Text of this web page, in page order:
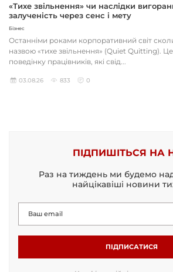
«Тихе звільнення» чи наслідки
залученість через сенс і мету
Бізнес
Останніми роками корпоративний світ
назвою «тихе звільнення» (Quiet Quitting).
поведінку працівників, які свід...
03.08.26 833 0
ПІДПИШІТЬСЯ НА
Раз на тиждень ми будемо
найцікавіші новини
ПІДПИСАТИСЯ